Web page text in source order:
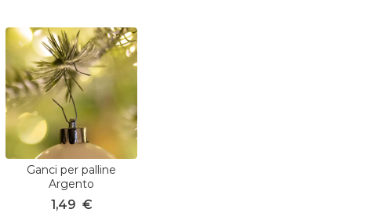
Ganci per palline
Argento
1,49 €